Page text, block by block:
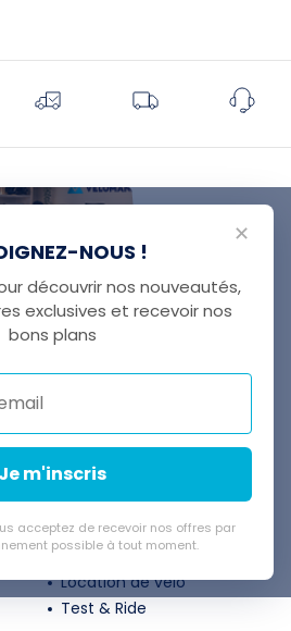
QUESTION ?
307 02 00
Entreprises
Services
Subventions
Politique de retour
Location de vélo
Test & Ride
✕
NOUS !
découvrir nos nouveautés,
exclusives et recevoir nos
bons plans
Je m'inscris
acceptez de recevoir nos offres par
possible à tout moment.